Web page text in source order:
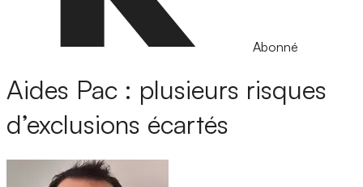
Abonné
Aides Pac : plusieurs risques
d’exclusions écartés